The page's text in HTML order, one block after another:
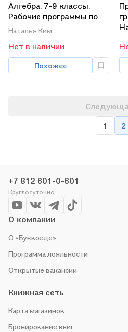
Алгебра. 7-9 классы.
Рабочие программы по
учебникам А. Г.
Наталья Ким
Нет в наличии
Похожее
1 2
+7 812 601-0-601
Круглосуточно
О компании
О «Буквоеде»
Программа лояльности
Открытые вакансии
Книжная сеть
Карта магазинов
Бронирование книг